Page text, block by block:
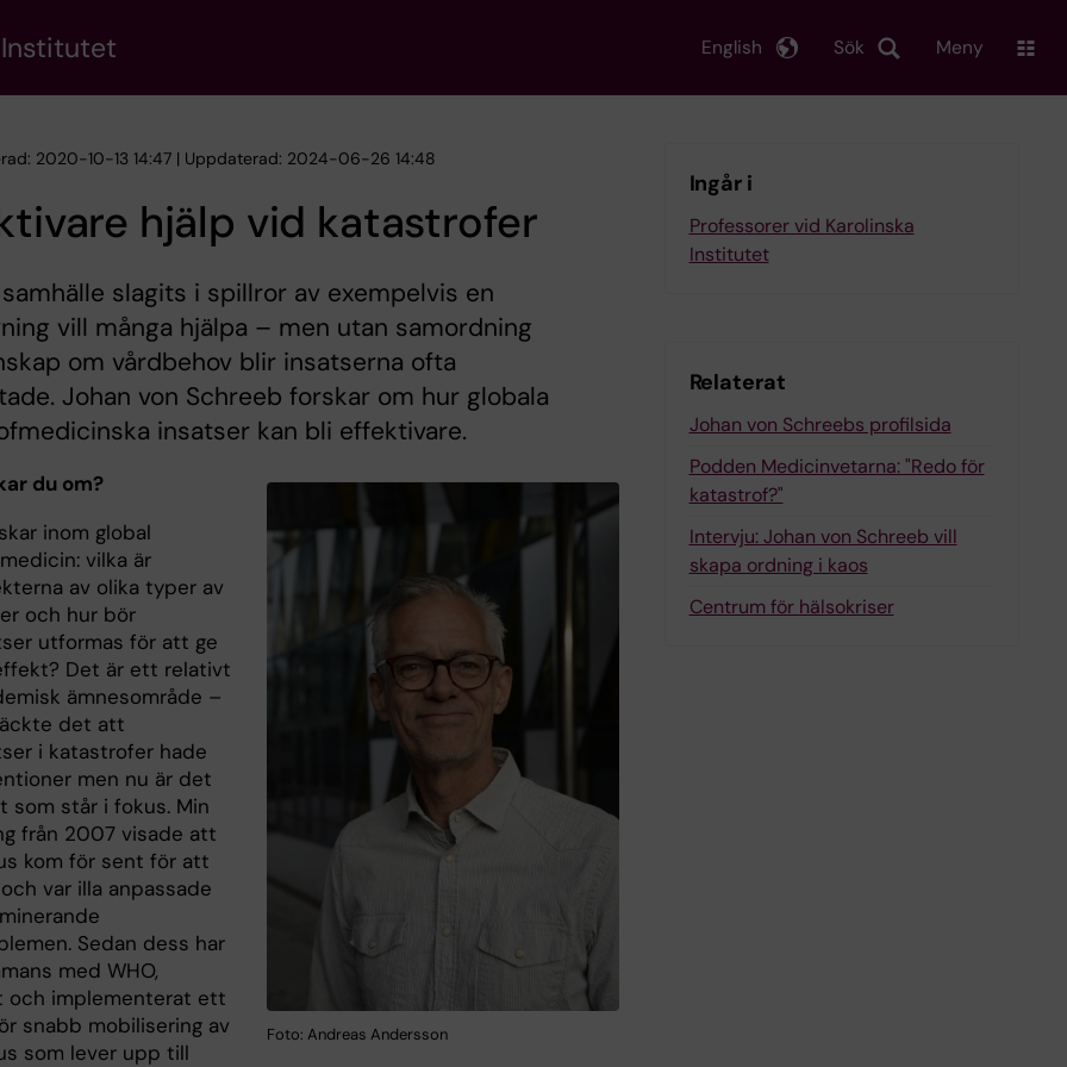
Sök
English Meny
2020-10-13 14:47 | Uppdaterad: 2024-06-26 14:48
hjälp vid katastrofer
slagits i spillror av exempelvis en
vill många hjälpa – men utan samordning
om vårdbehov blir insatserna ofta
Johan von Schreeb forskar om hur globala
insatser kan bli effektivare.
Foto: Andreas Andersson
du om?
inom global
vilka är
av olika typer av
och hur bör
utformas för att ge
Det är ett relativt
ämnesområde –
det att
i katastrofer hade
men nu är det
som står i fokus. Min
från 2007 visade att
kom för sent för att
var illa anpassade
Sedan dess har
med WHO,
och implementerat ett
snabb mobilisering av
som lever upp till
Ingår i
Professorer vid Karolinska
Institutet
Relaterat
Johan von Schreebs profilsida
Podden Medicinvetarna: "Redo för
katastrof?"
Intervju: Johan von Schreeb vill
skapa ordning i kaos
Centrum för hälsokriser